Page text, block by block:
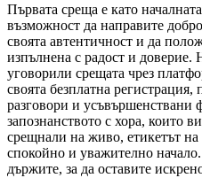
Първата среща е като
възможност да направите
своята автентичност и да
изпълнена с радост и доверие.
уговорили срещата чрез
своята безплатна
разговори и усъвършенствани
запознанството с хора, които
срещнали на живо, етикетът
спокойно и уважително
държите, за да оставите